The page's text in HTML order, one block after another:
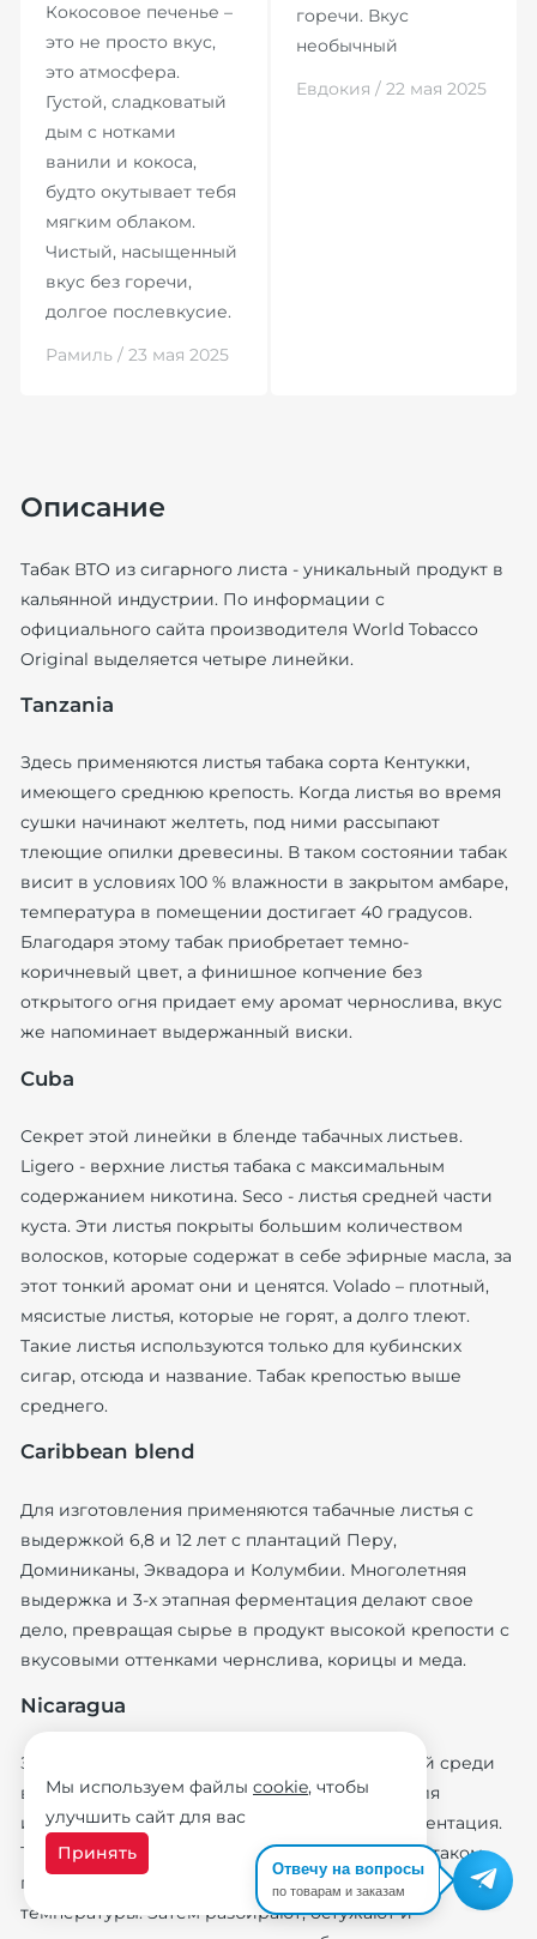
Мы используем файлы cookie, чтобы
улучшить сайт для вас
Принять
Кокосовое печенье –
это не просто вкус,
это атмосфера.
Густой, сладковатый
дым с нотками
ванили и кокоса,
будто окутывает тебя
мягким облаком.
Чистый, насыщенный
вкус без горечи,
долгое послевкусие.
Рамиль / 23 мая 2025
горечи. Вкус
необычный
Евдокия / 22 мая 2025
Описание
Табак ВТО из сигарного листа - уникальный продукт в
кальянной индустрии. По информации с
официального сайта производителя World Tobacco
Original выделяется четыре линейки.
Тanzania
Здесь применяются листья табака сорта Кентукки,
имеющего среднюю крепость. Когда листья во время
сушки начинают желтеть, под ними рассыпают
тлеющие опилки древесины. В таком состоянии табак
висит в условиях 100 % влажности в закрытом амбаре,
температура в помещении достигает 40 градусов.
Благодаря этому табак приобретает темно-
коричневый цвет, а финишное копчение без
открытого огня придает ему аромат чернослива, вкус
же напоминает выдержанный виски.
Cuba
Секрет этой линейки в бленде табачных листьев.
Ligero - верхние листья табака с максимальным
содержанием никотина. Seco - листья средней части
куста. Эти листья покрыты большим количеством
волосков, которые содержат в себе эфирные масла, за
этот тонкий аромат они и ценятся. Volado – плотный,
мясистые листья, которые не горят, а долго тлеют.
Такие листья используются только для кубинских
сигар, отсюда и название. Табак крепостью выше
среднего.
Caribbean blend
Для изготовления применяются табачные листья с
выдержкой 6,8 и 12 лет с плантаций Перу,
Доминиканы, Эквадора и Колумбии. Многолетняя
выдержка и 3-х этапная ферментация делают свое
дело, превращая сырье в продукт высокой крепости с
вкусовыми оттенками чернслива, корицы и меда.
Nicaragua
Здесь уже только табак Ligero, самый крепкий среди
всех табаков, выращенный в долине Esteli. Для
изготовления применяется трехфазная ферментация.
Табак собирают в стог и накрывают тканью. В таком
положении выдерживают до повышения
температуры. Затем разбирают, остужают и
Отвечу на вопросы
по товарам и заказам